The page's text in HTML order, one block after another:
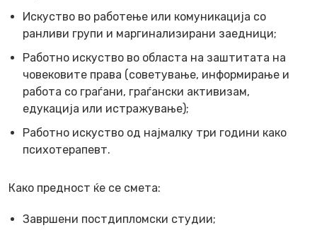
Искуство во работење или комуникација со
ранливи групи и маргинализирани заедници;
Работно искуство во областа на заштитата на
човековите права (советување, информирање и
работа со граѓани, граѓански активизам,
едукација или истражување);
Работно искуство од најмалку три години како
психотерапевт.
Како предност ќе се смета:
Завршени постдипломски студии;